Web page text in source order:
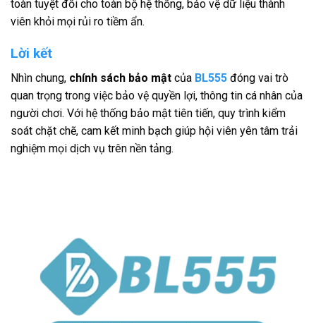
toàn tuyệt đối cho toàn bộ hệ thống, bảo vệ dữ liệu thành
viên khỏi mọi rủi ro tiềm ẩn.
Lời kết
Nhìn chung, chính sách bảo mật của BL555 đóng vai trò
quan trọng trong việc bảo vệ quyền lợi, thông tin cá nhân của
người chơi. Với hệ thống bảo mật tiên tiến, quy trình kiểm
soát chặt chẽ, cam kết minh bạch giúp hội viên yên tâm trải
nghiệm mọi dịch vụ trên nền tảng.